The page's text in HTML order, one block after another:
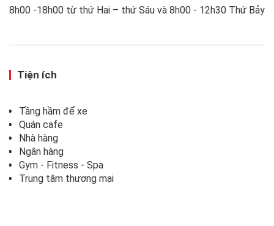
8h00 -18h00 từ thứ Hai – thứ Sáu và 8h00 - 12h30 Thứ Bảy
Tiện ích
Tầng hầm để xe
Quán cafe
Nhà hàng
Ngân hàng
Gym - Fitness - Spa
Trung tâm thương mại